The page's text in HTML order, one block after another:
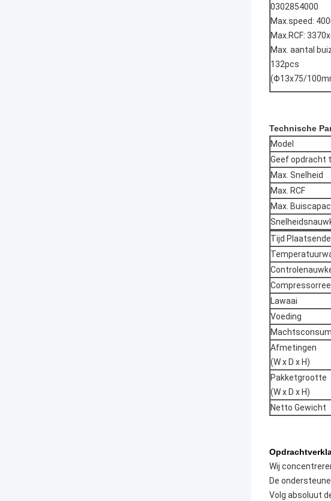
0302854000
Max.speed:
Max.RCF:
Max. aantal
132pcs
(Φ13x75/
Technische
Model
Geef opdracht
Max. Snelheid
Max. RCF
Max.
Tijd
Lawaai
Voeding
Afmetingen
(W x D x H)
Pakketgrootte
(W x D x H)
Netto Gewicht
Wij
De
Volg absoluut